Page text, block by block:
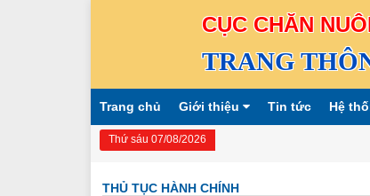
CỤC CHĂN
TRANG
Trang chủ Giới thiệu Tin tức Hệ
Thứ sáu 07/08/2026
THỦ TỤC HÀNH CHÍNH